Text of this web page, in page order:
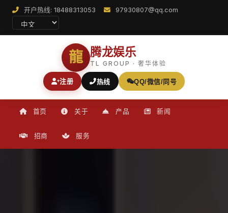
开户热线: 18488313053 97930807@qq.com
龍 腾龙娱乐
TL GROUP · 奢华体验
注册 热线 QQ/微信/同号
首页 关于 产品 新闻
招商 服务